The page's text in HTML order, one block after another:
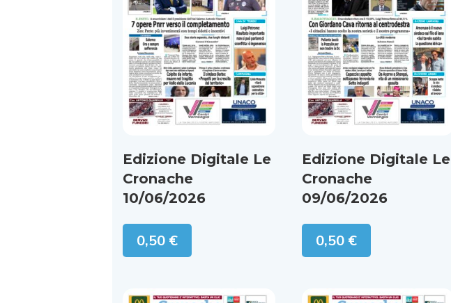
Edizione Digitale Le
Cronache
10/06/2026
0,50 €
Edizione Digitale Le
Cronache
09/06/2026
0,50 €